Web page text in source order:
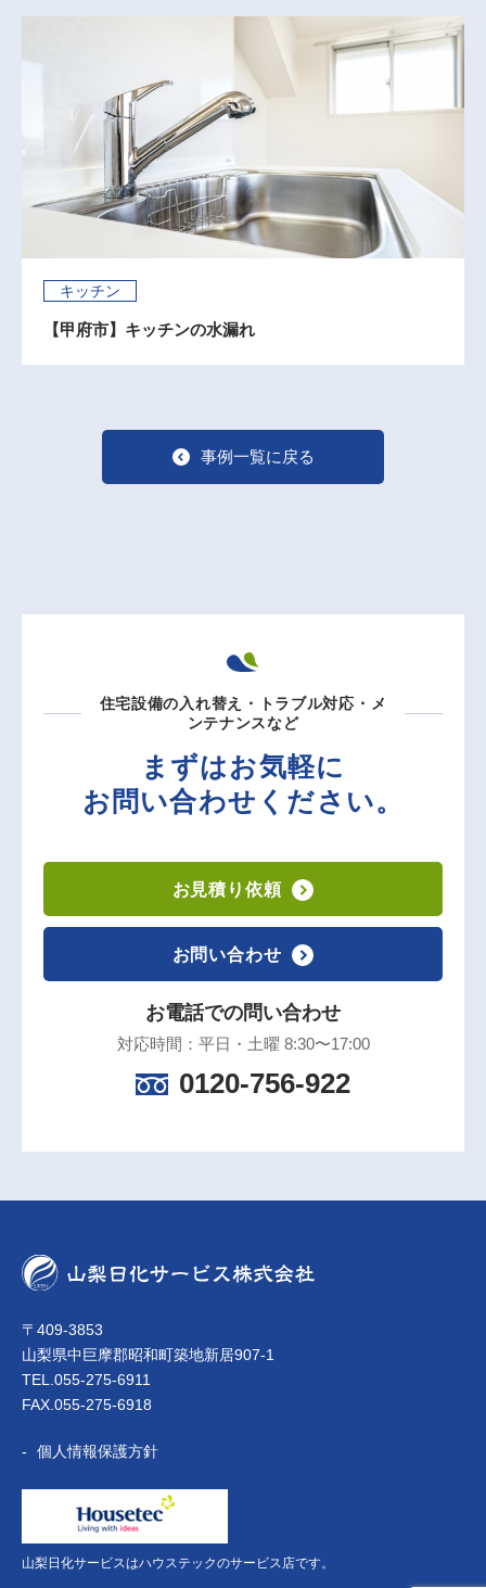
キッチン
【甲府市】キッチンの水漏れ
事例一覧に戻る
住宅設備の入れ替え・トラブル対応・メ
ンテナンスなど
まずはお気軽に
お問い合わせください。
お見積り依頼
お問い合わせ
お電話での問い合わせ
対応時間：平日・土曜 8:30〜17:00
0120-756-922
〒409-3853
山梨県中巨摩郡昭和町築地新居907-1
TEL.055-275-6911
FAX.055-275-6918
個人情報保護方針
山梨日化サービスはハウステックのサービス店です。